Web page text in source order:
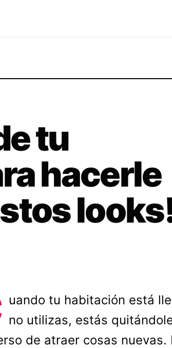
tu
hacerle
uando tu habitación está
no utilizas, estás
de atraer cosas nuevas.